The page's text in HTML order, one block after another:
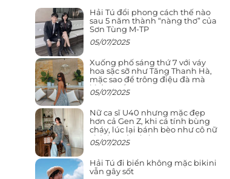
Hải Tú đổi phong cách thế nào
sau 5 năm thành “nàng thơ” của
Sơn Tùng M-TP
05/07/2025
Xuống phố sáng thứ 7 với váy
hoa sặc sỡ như Tăng Thanh Hà,
mặc sao để trông điệu đà mà
không sến
05/07/2025
Nữ ca sĩ U40 nhưng mặc đẹp
hơn cả Gen Z, khi cá tính bùng
cháy, lúc lại bánh bèo như cô nữ
chính ngôn tình
05/07/2025
Hải Tú đi biển không mặc bikini
vẫn gây sốt